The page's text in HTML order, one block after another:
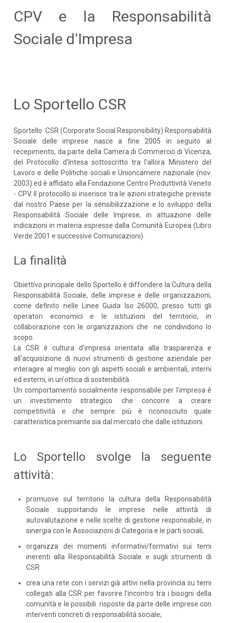
CPV e la Responsabilità
Sociale d'Impresa
Lo Sportello CSR
Sportello CSR (Corporate Social Responsibility) Responsabilità
Sociale delle imprese nasce a fine 2005 in seguito al
recepimento, da parte della Camera di Commercio di Vicenza,
del Protocollo d'Intesa sottoscritto tra l'allora Ministero del
Lavoro e delle Politiche sociali e Unioncamere nazionale (nov.
2003) ed è affidato alla Fondazione Centro Produttività Veneto
- CPV. Il protocollo si inserisce tra le azioni strategiche previste
dal nostro Paese per la sensibilizzazione e lo sviluppo della
Responsabilità Sociale delle Imprese, in attuazione delle
indicazioni in materia espresse dalla Comunità Europea (Libro
Verde 2001 e successive Comunicazioni).
La finalità
Obiettivo principale dello Sportello è diffondere la Cultura della
Responsabilità Sociale, delle imprese e delle organizzazioni,
come definito nelle Linee Guida Iso 26000, presso tutti gli
operatori economici e le istituzioni del territorio, in
collaborazione con le organizzazioni che ne condividono lo
scopo.
La CSR è cultura d'impresa orientata alla trasparenza e
all'acquisizione di nuovi strumenti di gestione aziendale per
interagire al meglio con gli aspetti sociali e ambientali, interni
ed esterni, in un'ottica di sostenibilità.
Un comportamento socialmente responsabile per l'impresa è
un investimento strategico che concorre a creare
competitività e che sempre più è riconosciuto quale
caratteristica premiante sia dal mercato che dalle istituzioni.
Lo Sportello svolge la seguente
attività:
promuove sul territorio la cultura della Responsabilità
Sociale supportando le imprese nelle attività di
autovalutazione e nelle scelte di gestione responsabile, in
sinergia con le Associazioni di Categoria e le parti sociali;
organizza dei momenti informativi/formativi sui temi
inerenti alla Responsabilità Sociale e sugli strumenti di
CSR
crea una rete con i servizi già attivi nella provincia su temi
collegati alla CSR per favorire l'incontro tra i bisogni della
comunità e le possibili risposte da parte delle imprese con
interventi concreti di responsabilità sociale;